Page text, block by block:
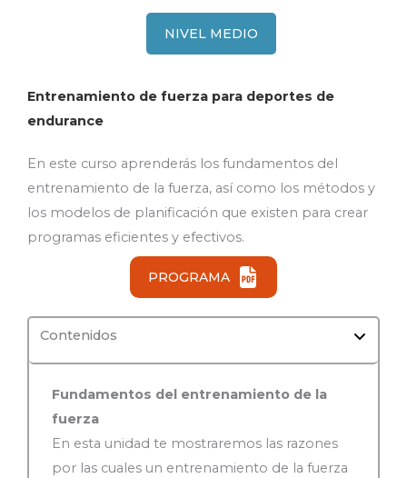
NIVEL MEDIO
Entrenamiento de fuerza para deportes de
endurance
En este curso aprenderás los fundamentos del
entrenamiento de la fuerza, así como los métodos y
los modelos de planificación que existen para crear
programas eficientes y efectivos.
PROGRAMA
Contenidos
Fundamentos del entrenamiento de la
fuerza
En esta unidad te mostraremos las razones
por las cuales un entrenamiento de la fuerza